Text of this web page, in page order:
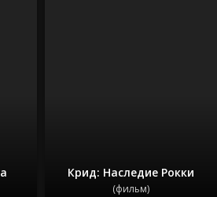
Крид: Наследие Рокки
(фильм)